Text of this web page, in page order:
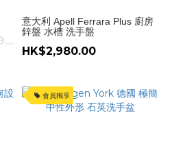
HK$1,683.00 ~ HK$2,958.00
意大利 Apell Ferrara Plus 廚房
鋅盤 水槽 洗手盤
HK$2,980.00
會員獨享